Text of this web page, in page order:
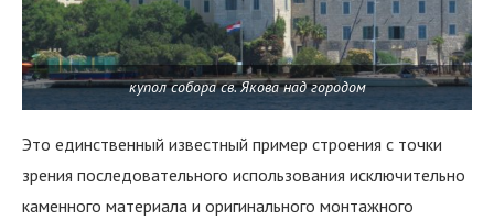
купол собора св. Якова над городом
Это единственный известный пример строения с точки
зрения последовательного использования исключительно
каменного материала и оригинального монтажного